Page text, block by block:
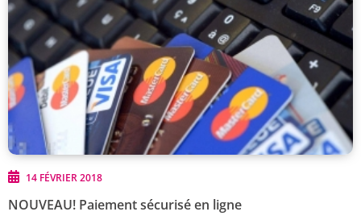
NOUVEAU! Paiement sécurisé en ligne
14 FÉVRIER 2018